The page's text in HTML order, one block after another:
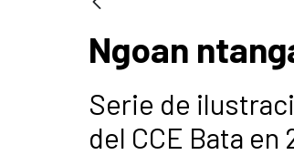
Ngoan
Serie de
del CCE Bata en